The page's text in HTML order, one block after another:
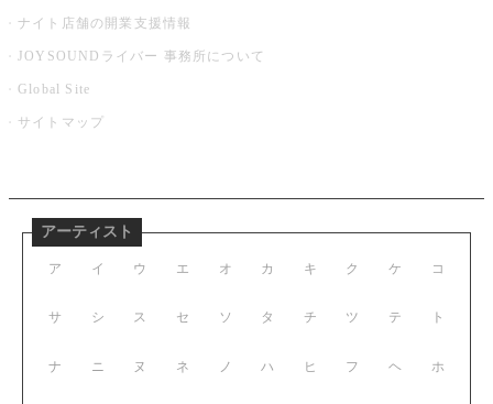
ナイト店舗の開業支援情報
JOYSOUNDライバー 事務所について
Global Site
サイトマップ
アーティスト
ア イ ウ エ オ
サ シ ス セ ソ
ナ ニ ヌ ネ ノ
カ キ ク ケ コ
タ チ ツ テ ト
ハ ヒ フ ヘ ホ